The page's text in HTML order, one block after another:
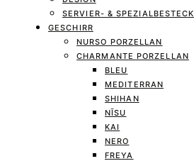
SERVIER- & SPEZIALBESTECK
GESCHIRR
NURSO PORZELLAN
CHARMANTE PORZELLAN
BLEU
MEDITERRAN
SHIHAN
NĪSU
KAI
NERO
FREYA